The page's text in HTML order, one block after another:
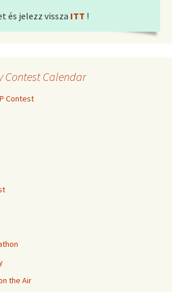
és jelezz vissza ITT !
Contest Calendar
Contest
the Air